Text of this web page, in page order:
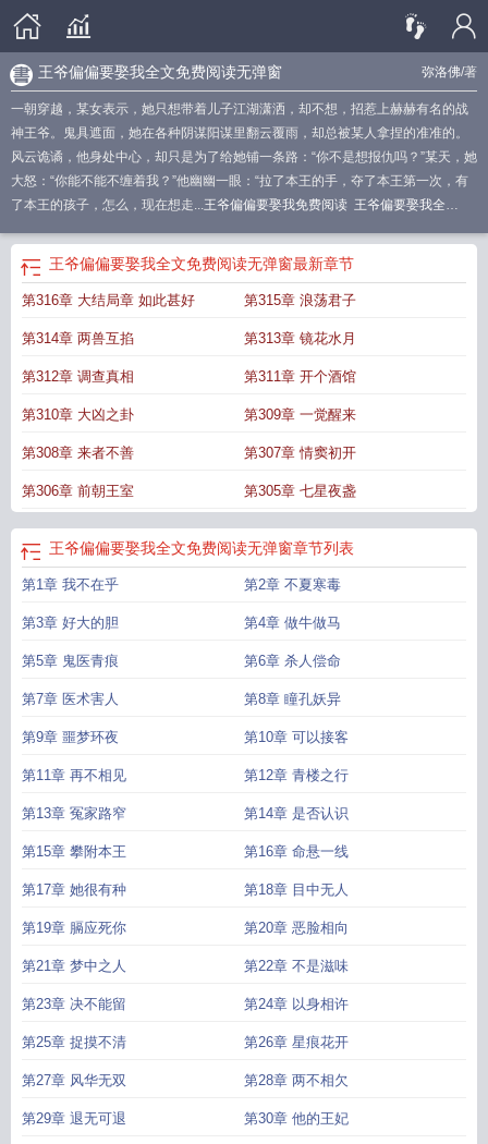
弥洛佛/著
王爷偏偏要娶我全文免费阅读无弹窗
一朝穿越，某女表示，她只想带着儿子江湖潇洒，却不想，招惹上赫赫有名的战
神王爷。鬼具遮面，她在各种阴谋阳谋里翻云覆雨，却总被某人拿捏的准准的。
风云诡谲，他身处中心，却只是为了给她铺一条路：“你不是想报仇吗？”某天，她
大怒：“你能不能不缠着我？”他幽幽一眼：“拉了本王的手，夺了本王第一次，有
了本王的孩子，怎么，现在想走...王爷偏偏要娶我免费阅读 王爷偏要娶我全
王爷偏要娶我将军夫人 王爷偏偏要娶我完整版
王爷偏要娶我全文免费阅
读 王爷偏偏要娶我亦妖言
王爷偏偏要娶我全文免费阅读无弹窗最新章节
第316章 大结局章 如此甚好 第315章 浪荡君子
第314章 两兽互掐 第313章 镜花水月
第312章 调查真相 第311章 开个酒馆
第310章 大凶之卦 第309章 一觉醒来
第308章 来者不善 第307章 情窦初开
第306章 前朝王室 第305章 七星夜盏
王爷偏偏要娶我全文免费阅读无弹窗章节列表
第1章 我不在乎 第2章 不夏寒毒
第3章 好大的胆 第4章 做牛做马
第5章 鬼医青痕 第6章 杀人偿命
第7章 医术害人 第8章 瞳孔妖异
第9章 噩梦环夜 第10章 可以接客
第11章 再不相见 第12章 青楼之行
第13章 冤家路窄 第14章 是否认识
第15章 攀附本王 第16章 命悬一线
第17章 她很有种 第18章 目中无人
第19章 膈应死你 第20章 恶脸相向
第21章 梦中之人 第22章 不是滋味
第23章 决不能留 第24章 以身相许
第25章 捉摸不清 第26章 星痕花开
第27章 风华无双 第28章 两不相欠
第29章 退无可退 第30章 他的王妃